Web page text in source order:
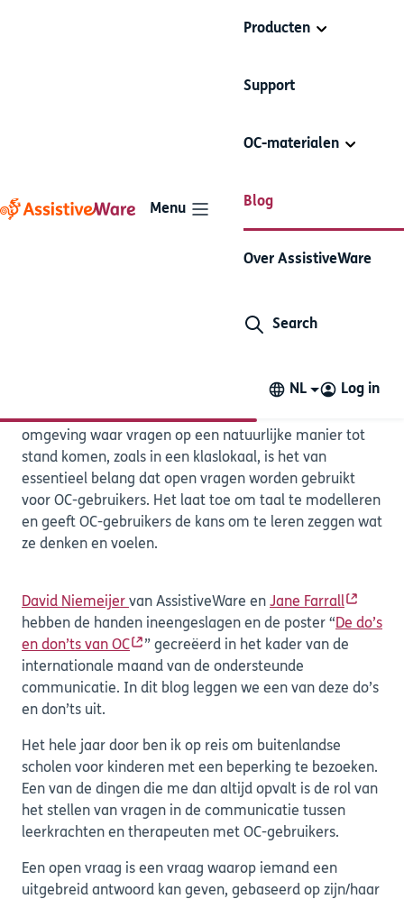
Menu
Producten
Support
OC-materialen
Blog
Over AssistiveWare
Search
NL Log in
De do’s en don’ts van OC -
omgeving waar vragen op een natuurlijke manier tot
stand komen, zoals in een klaslokaal, is het van
essentieel belang dat open vragen worden gebruikt
voor OC-gebruikers. Het laat toe om taal te modelleren
en geeft OC-gebruikers de kans om te leren zeggen wat
ze denken en voelen.
David Niemeijer van AssistiveWare en Jane Farrall
hebben de handen ineengeslagen en de poster “De do’s
en don’ts van OC
” gecreëerd in het kader van de
internationale maand van de ondersteunde
communicatie. In dit blog leggen we een van deze do’s
en don’ts uit.
Het hele jaar door ben ik op reis om buitenlandse
scholen voor kinderen met een beperking te bezoeken.
Een van de dingen die me dan altijd opvalt is de rol van
het stellen van vragen in de communicatie tussen
leerkrachten en therapeuten met OC-gebruikers.
Een open vraag is een vraag waarop iemand een
uitgebreid antwoord kan geven, gebaseerd op zijn/haar